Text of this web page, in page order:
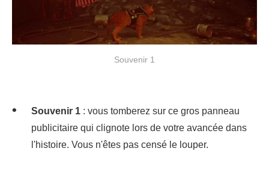
Souvenir 1
Souvenir 1 : vous tomberez sur ce gros panneau
publicitaire qui clignote lors de votre avancée dans
l'histoire. Vous n'êtes pas censé le louper.